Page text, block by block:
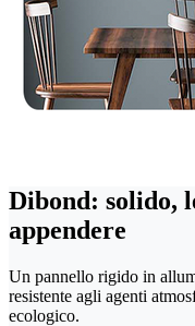
Dibond: solido,
appendere
Un pannello rigido in
resistente agli agenti
ecologico.